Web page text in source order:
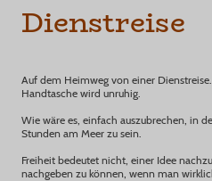
Dienstreise
Auf dem Heimweg von einer
Handtasche wird unruhig.
Wie wäre es, einfach auszubrechen, in
Stunden am Meer zu sein.
Freiheit bedeutet nicht, einer Idee
nachgeben zu können, wenn man